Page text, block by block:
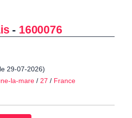
- 1600076
29-07-2026)
la-mare / 27 / France